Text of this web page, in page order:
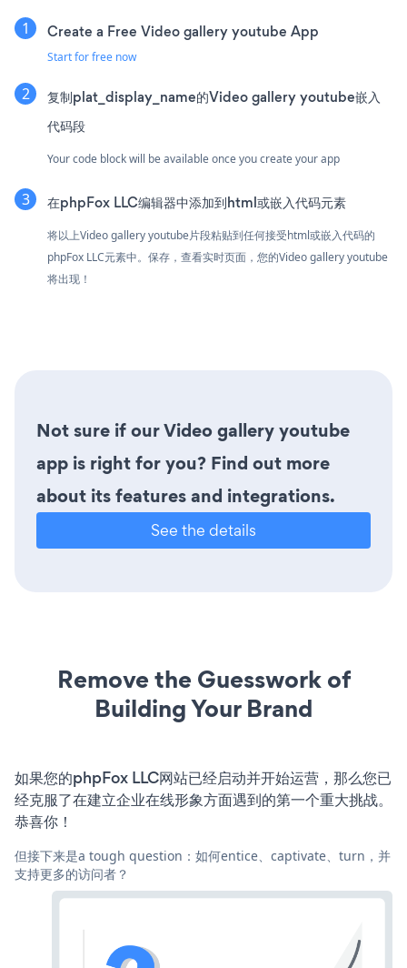
Create a Free Video gallery youtube App
Start for free now
复制plat_display_name的Video gallery youtube嵌入
代码段
Your code block will be available once you create your app
在phpFox LLC编辑器中添加到html或嵌入代码元素
将以上Video gallery youtube片段粘贴到任何接受html或嵌入代码的
phpFox LLC元素中。保存，查看实时页面，您的Video gallery youtube
将出现！
Not sure if our Video gallery youtube
app is right for you? Find out more
about its features and integrations.
See the details
Remove the Guesswork of
Building Your Brand
如果您的phpFox LLC网站已经启动并开始运营，那么您已
经克服了在建立企业在线形象方面遇到的第一个重大挑战。
恭喜你！
但接下来是a tough question：如何entice、captivate、turn，并
支持更多的访问者？